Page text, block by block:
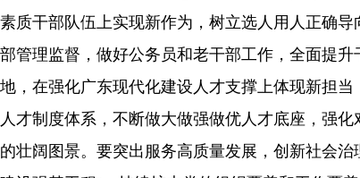
素质干部队伍上实现新作为，树立选人用人正确
部管理监督，做好公务员和老干部工作，全面提
地，在强化广东现代化建设人才支撑上体现新担
人才制度体系，不断做大做强做优人才底座，强
的壮阔图景。要突出服务高质量发展，创新社会